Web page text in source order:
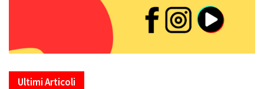
Ultimi Articoli